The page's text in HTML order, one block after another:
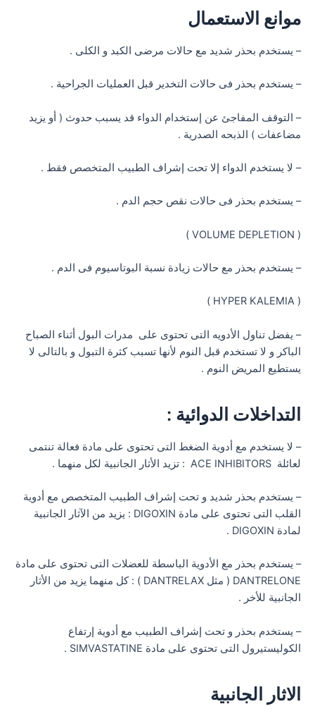
موانع الاستعمال
– يستخدم بحذر شديد مع حالات مرضى الكبد و الكلى .
– يستخدم بحذر فى حالات التخدير قبل العمليات الجراحية .
– التوقف المفاجئ عن إستخدام الدواء قد يسبب حدوث ( أو يزيد
مضاعفات ) الذبحه الصدرية .
– لا يستخدم الدواء إلا تحت إشراف الطبيب المتخصص فقط .
– يستخدم بحذر فى حالات نقص حجم الدم .
( VOLUME DEPLETION )
– يستخدم بحذر مع حالات زيادة نسبة البوتاسيوم فى الدم .
( HYPER KALEMIA )
– يفضل تناول الأدويه التى تحتوى على مدرات البول أثناء الصباح
الباكر و لا تستخدم قبل النوم لأنها تسبب كثرة التبول و بالتالى لا
يستطيع المريض النوم .
التداخلات الدوائية :
– لا يستخدم مع أدوية الضغط التى تحتوى على مادة فعالة تنتمى
لعائلة ACE INHIBITORS : تزيد الأثار الجانبية لكل منهما .
– يستخدم بحذر شديد و تحت إشراف الطبيب المتخصص مع أدوية
القلب التى تحتوى على مادة DIGOXIN : يزيد من الآثار الجانبية
لمادة DIGOXIN .
– يستخدم بحذر مع الأدوية الباسطة للعضلات التى تحتوى على مادة
DANTRELONE ( مثل DANTRELAX ) : كل منهما يزيد من الأثار
الجانبية للأخر .
– يستخدم بحذر و تحت إشراف الطبيب مع أدوية إرتفاع
الكوليستيرول التى تحتوى على مادة SIMVASTATINE .
الاثار الجانبية